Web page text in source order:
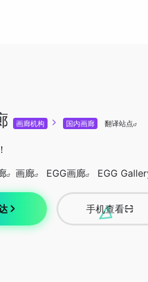
画廊机构 国内画廊 翻译站点
画廊 EGG画廊 EGG
手机查看